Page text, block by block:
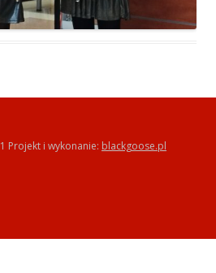
Projekt i wykonanie: blackgoose.pl